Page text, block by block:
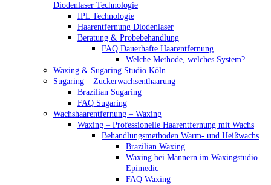
Diodenlaser Technologie
IPL Technologie
Haarentfernung Diodenlaser
Beratung & Probebehandlung
FAQ Dauerhafte Haarentfernung
Welche Methode, welches System?
Waxing & Sugaring Studio Köln
Sugaring – Zuckerwachsenthaarung
Brazilian Sugaring
FAQ Sugaring
Wachshaarentfernung – Waxing
Waxing – Professionelle Haarentfernung mit Wachs
Behandlungsmethoden Warm- und Heißwachs
Brazilian Waxing
Waxing bei Männern im Waxingstudio
Epimedic
FAQ Waxing